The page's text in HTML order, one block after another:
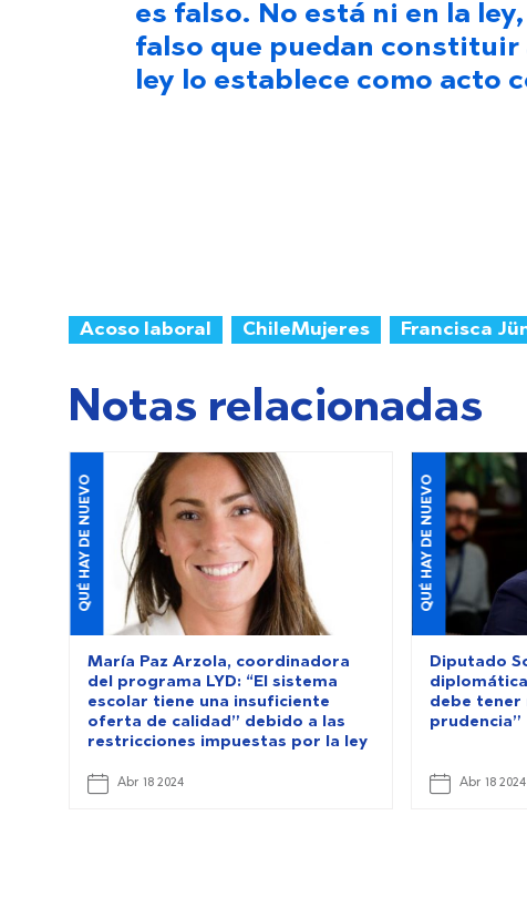
es falso. No está ni en la
falso que puedan constituir
ley lo establece como acto
Acoso laboral ChileMujeres Francisca
Notas relacionadas
QUÉ HAY DE NUEVO
María Paz Arzola, coordinadora
del programa LYD: “El sistema
escolar tiene una insuficiente
oferta de calidad” debido a las
restricciones impuestas por la ley
Abr 18 2024
QUÉ HAY DE NUEVO
Diputado
debe tener
prudencia”
Abr 18 2024